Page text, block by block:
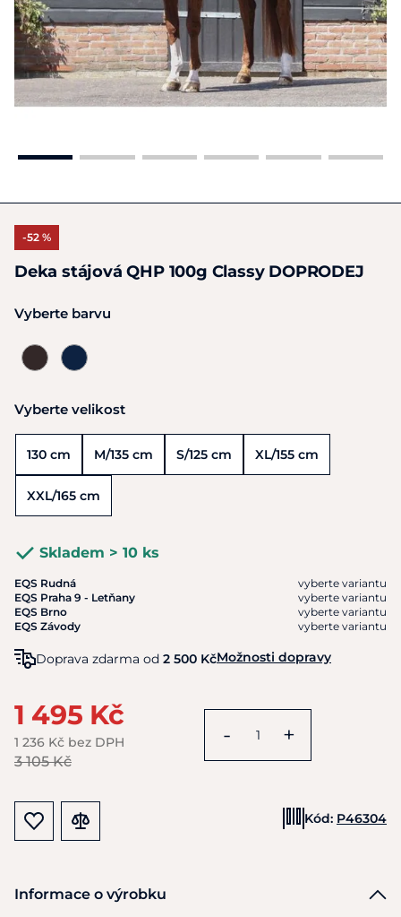
-52 %
Deka stájová QHP 100g Classy DOPRODEJ
Vyberte barvu
Vyberte velikost
130 cm M/135 cm S/125 cm XL/155 cm
XXL/165 cm
Skladem > 10 ks
EQS Rudná
vyberte variantu
EQS Praha 9 - Letňany
vyberte variantu
EQS Brno
vyberte variantu
EQS Závody
vyberte variantu
Doprava zdarma od 2 500 KčMožnosti dopravy
1 495 Kč
1 236 Kč bez DPH
3 105 Kč
- +
Kód: P46304
Informace o výrobku